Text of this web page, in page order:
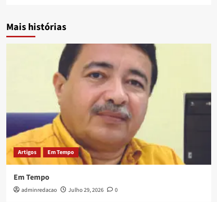
Mais histórias
Artigos Em Tempo
Em Tempo
adminredacao Julho 29, 2026 0